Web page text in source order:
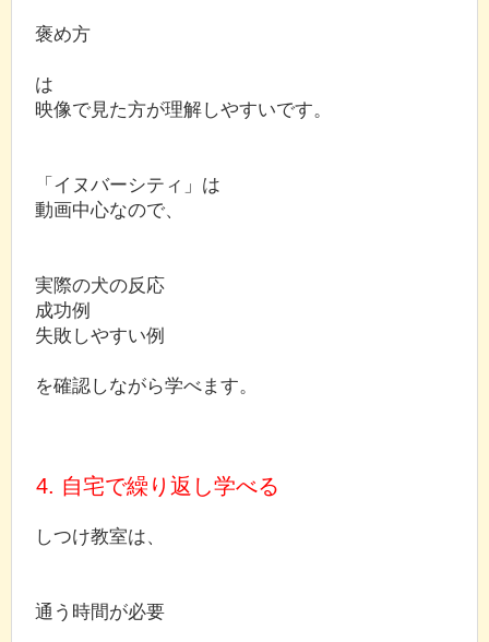
褒め方
は
映像で見た方が理解しやすいです。
「イヌバーシティ」は
動画中心なので、
実際の犬の反応
成功例
失敗しやすい例
を確認しながら学べます。
4. 自宅で繰り返し学べる
しつけ教室は、
通う時間が必要